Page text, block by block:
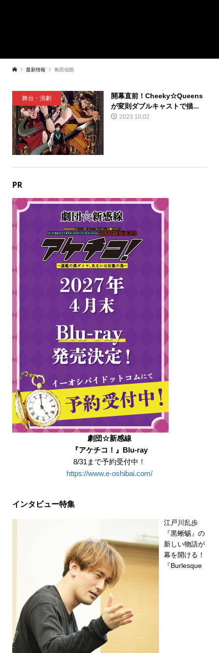
最新情報 角田信朗
舞台・演劇
開幕直前！Cheeky☆Queens
が変則ダブルキャストで描...
2023.10.02
PR
劇団☆新感線
『アケチコ！』Blu-ray
8/31まで予約受付中！
https://www.e-oshibai.com/
インタビュー特集
江戸川乱歩
『黒蜥蜴』の
新しい物語が
幕を開ける！
『Burlesque